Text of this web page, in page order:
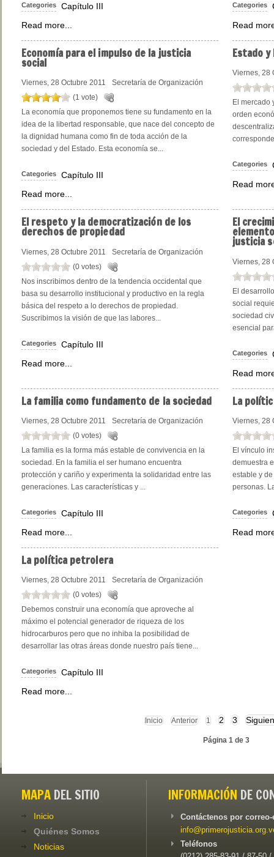
Categories
Capítulo III
Read more...
Categories
Read
Economíapara el impulso de la justicia
social
Viernes, 28 Octubre 2011
Secretaría de Organización
(1 vote)
La economía que proponemos tiene su fundamento en la
idea de la libertad responsable, que nace del concepto de
la dignidad humana como fin de toda acción de la
sociedad y del Estado. Esta economía se...
Categories
Capítulo III
Read more...
Estadoy
Viernes, 28
El mercado
orden
Categories
Read
El respeto y la democratización de los
derechos de propiedad
Viernes, 28 Octubre 2011
Secretaría de Organización
(0 votes)
Nos inscribimos dentro de la tendencia occidental que
basa su desarrollo institucional y productivo en la regla
básica del respeto a lo derechos de propiedad.
Suscribimos la visión de que las labores...
Categories
Capítulo III
Read more...
El
justicia
Viernes, 28
El
social
sociedad
esencial
Categories
Read
Lafamilia como fundamento de la sociedad
Viernes, 28 Octubre 2011
Secretaría de Organización
(0 votes)
La familia es la forma más estable de convivencia en la
sociedad. En la familia el ser humano encuentra
protección y cariño y experimenta la solidaridad entre las
generaciones. Las características y ...
Categories
Capítulo III
Read more...
La
Viernes, 28
El vínculo
demuestra
estable y
personas.
Categories
Read
Lapolítica petrolera
Viernes, 28 Octubre 2011
Secretaría de Organización
(0 votes)
Debemos construir una economía que aproveche al
máximo el potencial generador de riqueza de los
hidrocarburos pero que no inhiba la posibilidad de
desarrollar las otras áreas donde nuestro país tiene...
Categories
Capítulo III
Read more...
Inicio Anterior 1 2 3
Página 1 de 3
MAPA DEL SITIO
Inicio
Quiénes Somos
Noticias
INFORMACIÓN DE
Contáctenos por
Teléfonos